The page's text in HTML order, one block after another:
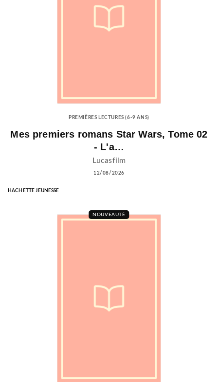
PREMIÈRES LECTURES (6-9 ANS)
Mes premiers romans Star Wars, Tome 02
- L'a…
Lucasfilm
12/08/2026
HACHETTE JEUNESSE
NOUVEAUTÉ